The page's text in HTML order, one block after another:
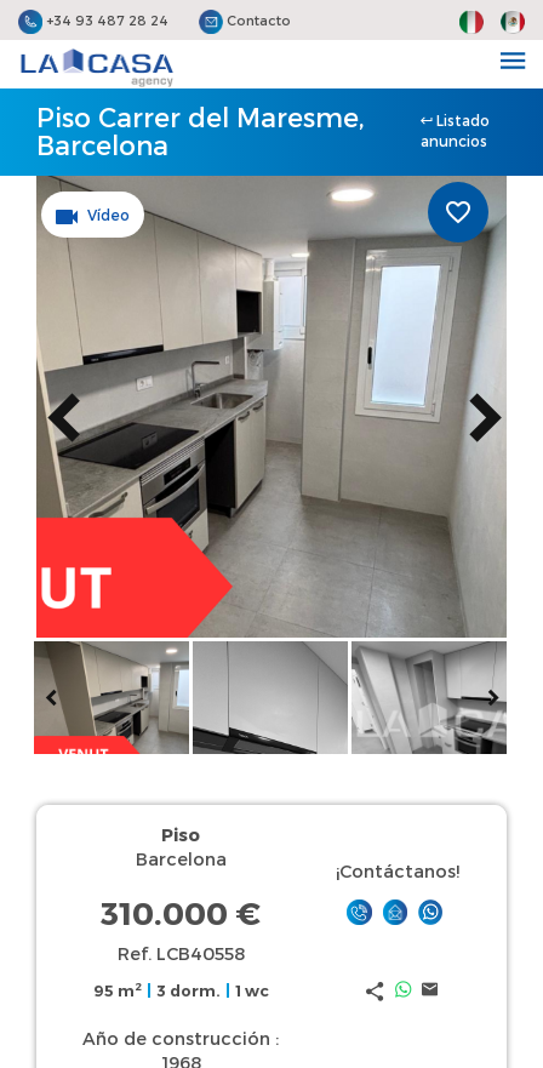
+34 93 487 28 24 Contacto
Piso Carrer del Maresme,
Barcelona
Listado
anuncios
Vídeo
Piso
Barcelona
310.000 €
Ref. LCB40558
95 m2 3 dorm. 1 wc
Año de construcción :
1968
¡Contáctanos!